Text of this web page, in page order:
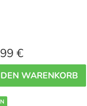
€
WARENKORB